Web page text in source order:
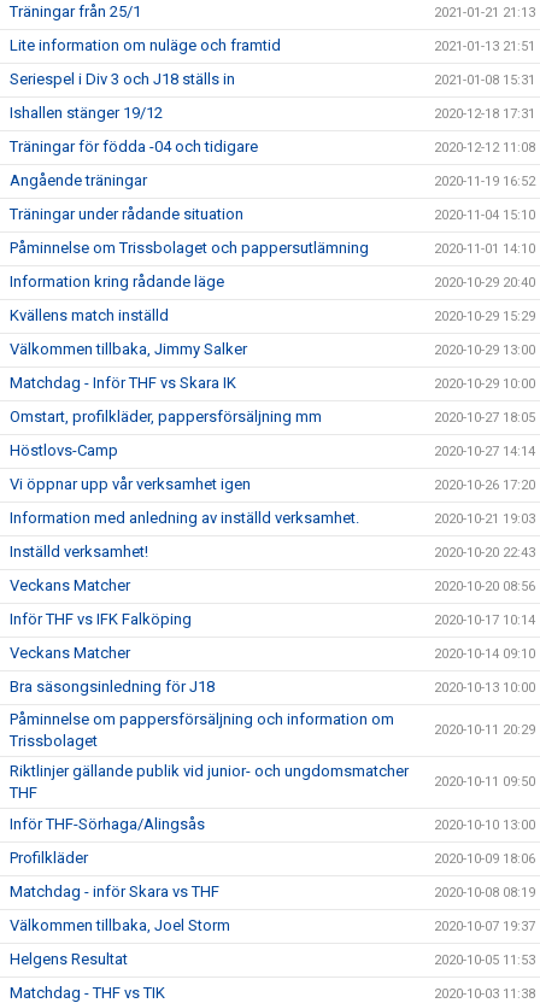
Träningar från 25/1 2021-01-21 21:13
Lite information om nuläge och framtid 2021-01-13 21:51
Seriespel i Div 3 och J18 ställs in 2021-01-08 15:31
Ishallen stänger 19/12 2020-12-18 17:31
Träningar för födda -04 och tidigare 2020-12-12 11:08
Angående träningar 2020-11-19 16:52
Träningar under rådande situation 2020-11-04 15:10
Påminnelse om Trissbolaget och pappersutlämning 2020-11-01 14:10
Information kring rådande läge 2020-10-29 20:40
Kvällens match inställd 2020-10-29 15:29
Välkommen tillbaka, Jimmy Salker 2020-10-29 13:00
Matchdag - Inför THF vs Skara IK 2020-10-29 10:00
Omstart, profilkläder, pappersförsäljning mm 2020-10-27 18:05
Höstlovs-Camp 2020-10-27 14:14
Vi öppnar upp vår verksamhet igen 2020-10-26 17:20
Information med anledning av inställd verksamhet. 2020-10-21 19:03
Inställd verksamhet! 2020-10-20 22:43
Veckans Matcher 2020-10-20 08:56
Inför THF vs IFK Falköping 2020-10-17 10:14
Veckans Matcher 2020-10-14 09:10
Bra säsongsinledning för J18 2020-10-13 10:00
Påminnelse om pappersförsäljning och information om
Trissbolaget
2020-10-11 20:29
Riktlinjer gällande publik vid junior- och ungdomsmatcher
THF
2020-10-11 09:50
Inför THF-Sörhaga/Alingsås 2020-10-10 13:00
Profilkläder 2020-10-09 18:06
Matchdag - inför Skara vs THF 2020-10-08 08:19
Välkommen tillbaka, Joel Storm 2020-10-07 19:37
Helgens Resultat 2020-10-05 11:53
Matchdag - THF vs TIK 2020-10-03 11:38